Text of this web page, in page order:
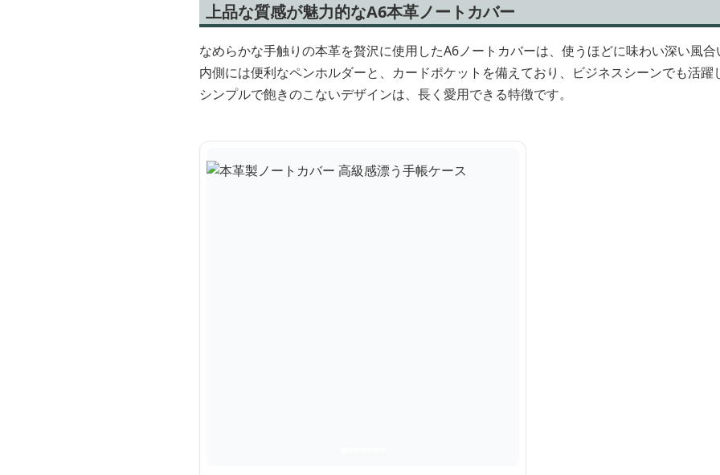
上品な質感が魅力的なA6本革ノートカバー
なめらかな手触りの本革を贅沢に使用したA6ノートカバーは、使うほどに味わい深い風合
内側には便利なペンホルダーと、カードポケットを備えており、ビジネスシーンでも活躍
シンプルで飽きのこないデザインは、長く愛用できる特徴です。